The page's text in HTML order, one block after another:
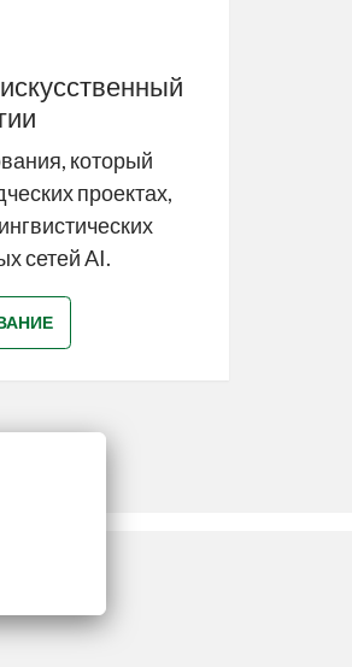
который
проектах,
сетей AI.